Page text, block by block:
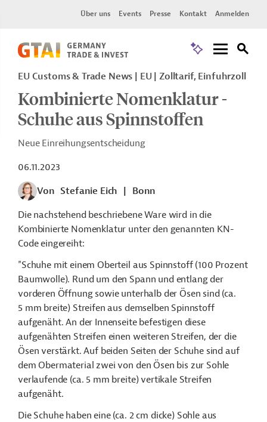
Über uns Events Presse Kontakt Anmelden
EU Customs & Trade News EU Zolltarif, Einfuhrzoll
Kombinierte Nomenklatur -
Schuhe aus Spinnstoffen
Neue Einreihungsentscheidung
06.11.2023
Von Stefanie Eich
Bonn
Die nachstehend beschriebene Ware wird in die
Kombinierte Nomenklatur unter den genannten KN-
Code eingereiht:
"Schuhe mit einem Oberteil aus Spinnstoff (100 Prozent
Baumwolle). Rund um den Spann und entlang der
vorderen Öffnung sowie unterhalb der Ösen sind (ca.
5 mm breite) Streifen aus demselben Spinnstoff
aufgenäht. An der Innenseite befestigen diese
aufgenähten Streifen einen weiteren Streifen, der die
Ösen verstärkt. Auf beiden Seiten der Schuhe sind auf
dem Obermaterial zwei von den Ösen bis zur Sohle
verlaufende (ca. 5 mm breite) vertikale Streifen
aufgenäht.
Die Schuhe haben eine (ca. 2 cm dicke) Sohle aus